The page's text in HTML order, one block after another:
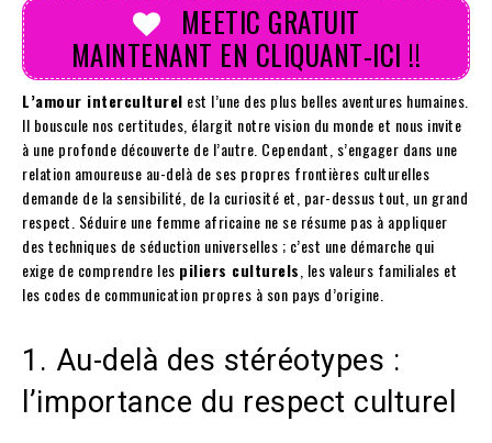
MEETIC GRATUIT
MAINTENANT EN CLIQUANT-ICI !!
L’amour interculturel est l’une des plus belles aventures humaines.
Il bouscule nos certitudes, élargit notre vision du monde et nous invite
à une profonde découverte de l’autre. Cependant, s’engager dans une
relation amoureuse au-delà de ses propres frontières culturelles
demande de la sensibilité, de la curiosité et, par-dessus tout, un grand
respect. Séduire une femme africaine ne se résume pas à appliquer
des techniques de séduction universelles ; c’est une démarche qui
exige de comprendre les piliers culturels, les valeurs familiales et
les codes de communication propres à son pays d’origine.
1. Au-delà des stéréotypes :
l’importance du respect culturel